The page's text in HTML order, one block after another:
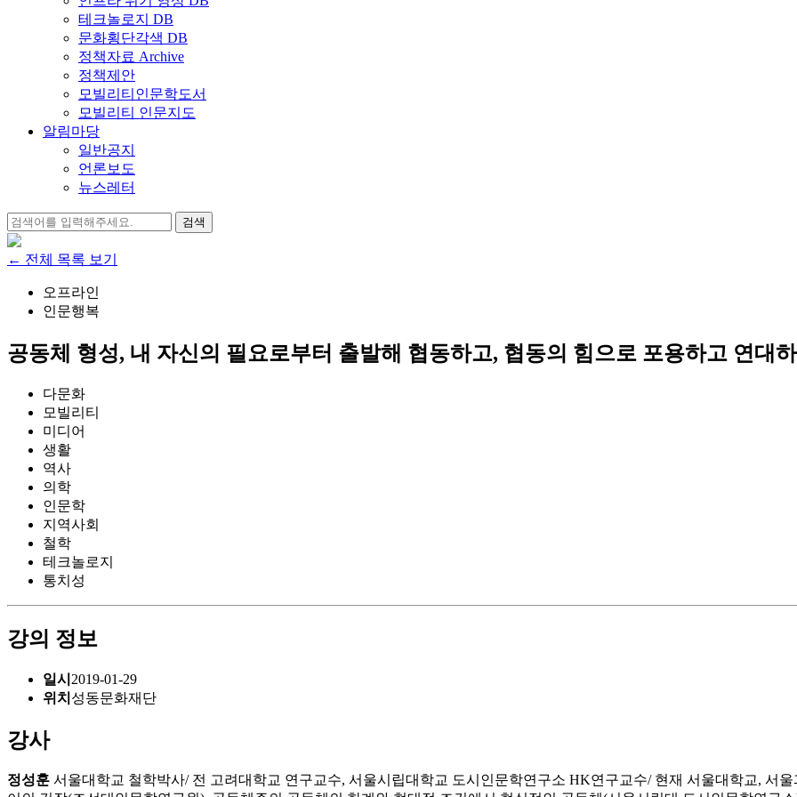
테크놀로지 DB
문화횡단각색 DB
정책자료 Archive
정책제안
모빌리티인문학도서
모빌리티 인문지도
알림마당
일반공지
언론보도
뉴스레터
검
색:
← 전체 목록 보기
오프라인
인문행복
공동체 형성, 내 자신의 필요로부터 출발해 협동하고, 협동의 힘으로 포용하고 연대
다문화
모빌리티
미디어
생활
역사
의학
인문학
지역사회
철학
테크놀로지
통치성
강의 정보
일시 2019-01-29
위치 성동문화재단
강사
정성훈 서울대학교 철학박사/ 전 고려대학교 연구교수, 서울시립대학교 도시인문학연구소 HK연구교수/ 현재 서울대학교, 서